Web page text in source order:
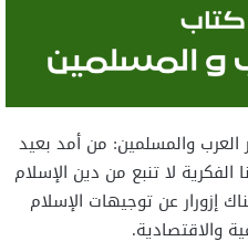
العرب والمسلمين: من أمد بعيد
لا تنبع من دين الإسلام
إزورار عن توجيهات الإسلام
والاقتصادية.